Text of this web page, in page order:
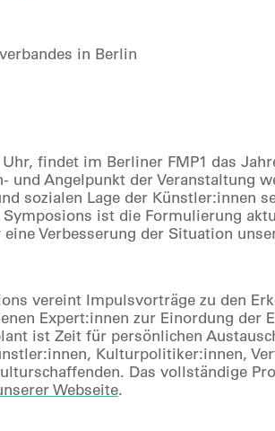
in Berlin
Uhr, findet im Berliner FMP1 das
und Angelpunkt der Veranstaltung
sozialen Lage der Künstler:innen
ist die Formulierung
Verbesserung der Situation
vereint Impulsvorträge zu den
Expert:innen zur Einordung der
ist Zeit für persönlichen
Kulturpolitiker:innen,
Das vollständige
Webseite.